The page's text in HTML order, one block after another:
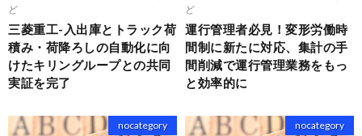
ど
三菱重工-入出庫とトラック荷
積み・荷降ろしの自動化に向
けたキリングループとの共同
実証を完了
ど
運行管理者必見！変形労働時
間制に新たに対応、集計の手
間削減で運行管理業務をもっ
と効率的に
nocategory nocategory